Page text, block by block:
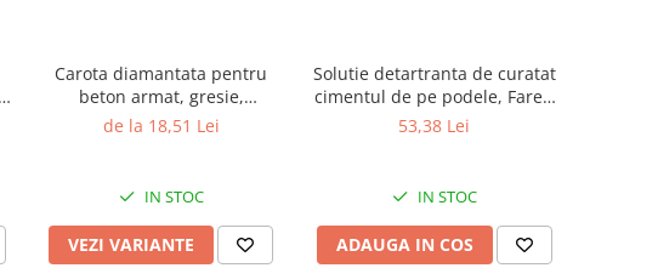
Carota diamantata pentru
beton armat, gresie,
marmura, granit, Gher
de la 18,51 Lei
IN STOC
VEZI VARIANTE
Solutie detartranta de curatat
cimentul de pe podele, Faren
Decavil T, 1l
53,38 Lei
IN STOC
ADAUGA IN COS